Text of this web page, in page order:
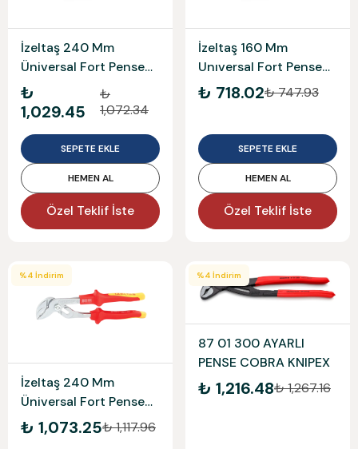
İzeltaş 240 Mm
Üniversal Fort Pense
Pvc 2400110240
₺
1,029.45
₺
1,072.34
SEPETE EKLE
HEMEN AL
Özel Teklif İste
İzeltaş 160 Mm
Unıversal Fort Pense
Pvc 2400110160
₺ 718.02₺ 747.93
SEPETE EKLE
HEMEN AL
Özel Teklif İste
%4 İndirim
İzeltaş 240 Mm
Üniversal Fort Pense
Elektrikçi İzoleli 10
2400116240
₺ 1,073.25₺ 1,117.96
%4 İndirim
87 01 300 AYARLI
PENSE COBRA KNIPEX
₺ 1,216.48₺ 1,267.16